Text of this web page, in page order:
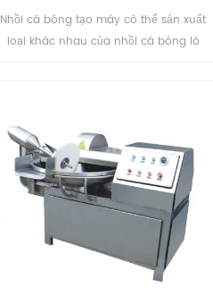
Nhồi cá bóng tạo máy có thể sản xuất
loại khác nhau của nhồi cá bóng lò
ĐỌC THÊM